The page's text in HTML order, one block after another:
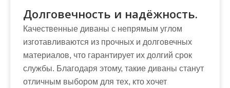
Долговечность и надёжность.
Качественные диваны с непрямым углом
изготавливаются из прочных и долговечных
материалов, что гарантирует их долгий срок
службы. Благодаря этому, такие диваны станут
отличным выбором для тех, кто хочет